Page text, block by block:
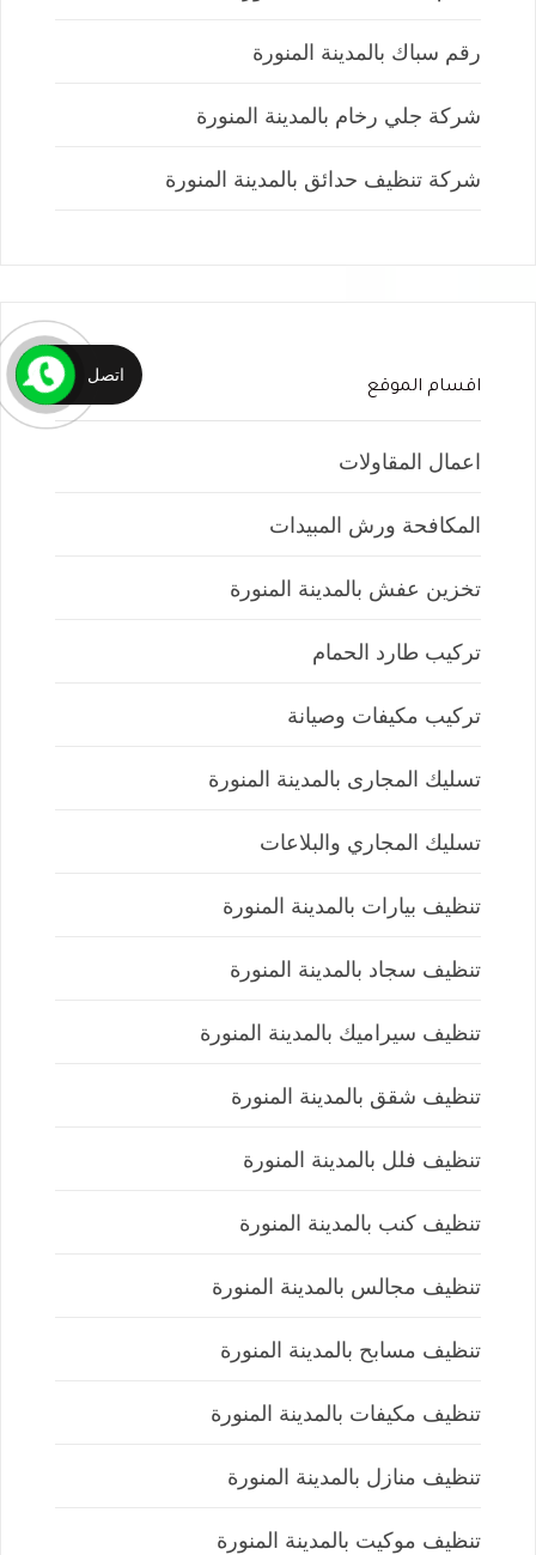
رقم سباك بالمدينة المنورة
شركة جلي رخام بالمدينة المنورة
شركة تنظيف حدائق بالمدينة المنورة
اقسام الموقع
اعمال المقاولات
المكافحة ورش المبيدات
تخزين عفش بالمدينة المنورة
تركيب طارد الحمام
تركيب مكيفات وصيانة
تسليك المجارى بالمدينة المنورة
تسليك المجاري والبلاعات
تنظيف بيارات بالمدينة المنورة
تنظيف سجاد بالمدينة المنورة
تنظيف سيراميك بالمدينة المنورة
تنظيف شقق بالمدينة المنورة
تنظيف فلل بالمدينة المنورة
تنظيف كنب بالمدينة المنورة
تنظيف مجالس بالمدينة المنورة
تنظيف مسابح بالمدينة المنورة
تنظيف مكيفات بالمدينة المنورة
تنظيف منازل بالمدينة المنورة
تنظيف موكيت بالمدينة المنورة
اتصل